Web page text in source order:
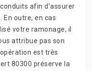
afin d’assurer
En outre, en cas
votre ramonage, il
attribue pas son
est très
80300 préserve la